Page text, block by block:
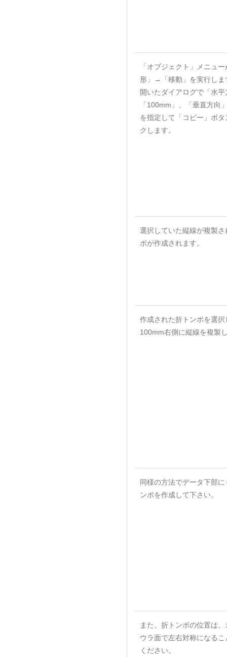
「オブジェクト」メニュ
形」→「移動」を実行しま
開いたダイアログで「水
「100mm」、「垂直方向
を指定して「コピー」ボ
クします。
選択していた縦線が複製さ
ボが作成されます。
作成された折トンボを選択
100mm右側に縦線を複製
同様の方法でデータ下部
ンボを作成して下さい。
また、折トンボの位置は
ウラ面で左右対称になる
ください。